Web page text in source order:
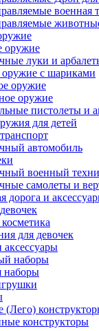
военная
оружие
луки и
оружие с шариками
оружие
оружие
пистолеты и
для детей
автомобиль
военный
самолеты и
дорога и
для девочек
наборы
наборы
(Лего)
конструкторы